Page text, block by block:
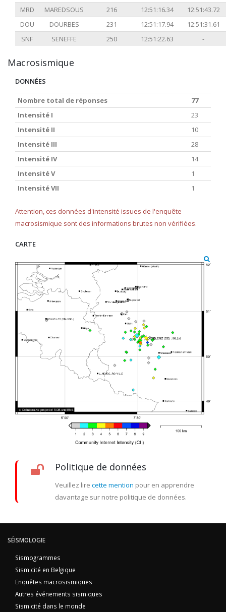
MRD
MAREDSOUS 216 12:51:16.34
12:51:43.72
DOU
DOURBES 231 12:51:17.94
12:51:31.61
SNF
SENEFFE 250 12:51:22.63 -
Macrosismique
DONNÉES
Nombre total de réponses
77
Intensité I
23
Intensité II
10
Intensité III
28
Intensité IV
14
Intensité V
1
Intensité VII
1
Attention, ces données d'intensité issues de l'enquête
macrosismique sont des informations brutes non vérifiées.
CARTE
Politique de données
Veuillez lire cette mention pour en apprendre
davantage sur notre politique de données.
SÉISMOLOGIE
Sismogrammes
Sismicité en Belgique
Enquêtes macrosismiques
Autres événements sismiques
Sismicité dans le monde